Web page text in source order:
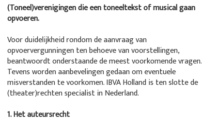
(Toneel)verenigingen die een toneeltekst of musical gaan
opvoeren.
Voor duidelijkheid rondom de aanvraag van
opvoervergunningen ten behoeve van voorstellingen,
beantwoordt onderstaande de meest voorkomende vragen.
Tevens worden aanbevelingen gedaan om eventuele
misverstanden te voorkomen. IBVA Holland is ten slotte de
(theater)rechten specialist in Nederland.
1. Het auteursrecht